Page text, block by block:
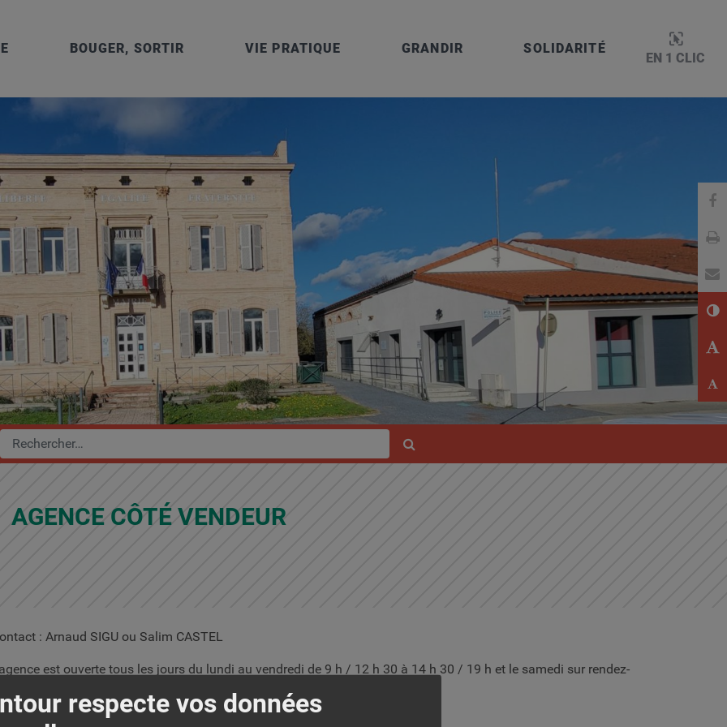
respecte vos données
et 5 rue Cayssials – 31150 GRATENTOUR – Tél: 05 62 79 94 00
BOUGER, SORTIR VIE PRATIQUE GRANDIR SOLIDARITÉ
EN 1 CLIC
AGENCE CÔTÉ VENDEUR
: Arnaud SIGU ou Salim CASTEL
est ouverte tous les jours du lundi au vendredi de 9 h / 12 h 30 à 14 h 30 / 19 h et le samedi sur rendez-